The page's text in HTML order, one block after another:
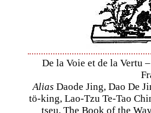
De la Voie et de la Vertu
Alias Daode Jing, Dao De
tö-king, Lao-Tzu Te-Tao
tseu, The Book of the